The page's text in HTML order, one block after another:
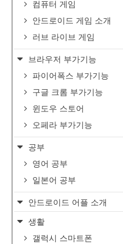
컴퓨터 게임
안드로이드 게임 소개
러브 라이브 게임
브라우저 부가기능
파이어폭스 부가기능
구글 크롬 부가기능
윈도우 스토어
오페라 부가기능
공부
영어 공부
일본어 공부
안드로이드 어플 소개
생활
갤럭시 스마트폰